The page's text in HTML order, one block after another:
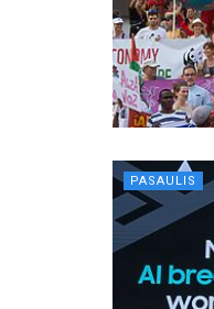
PASAULIS